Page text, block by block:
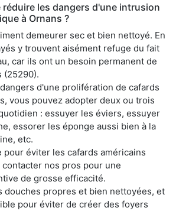
réduire les dangers d'une intrusion
à Ornans ?
demeurer sec et bien nettoyé. En
y trouvent aisément refuge du fait
car ils ont un besoin permanent de
(25290).
d'une prolifération de cafards
vous pouvez adopter deux ou trois
: essuyer les éviers, essuyer
essorer les éponge aussi bien à la
etc.
pour éviter les cafards américains
nos pros pour une
de grosse efficacité.
douches propres et bien nettoyées, et
pour éviter de créer des foyers